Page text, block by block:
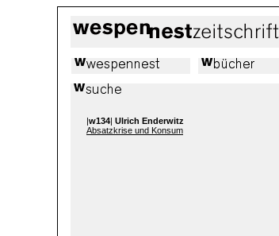
|w134| Ulrich Enderwitz
Absatzkrise und Konsum